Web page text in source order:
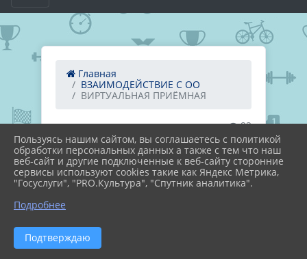
Главная
ВЗАИМОДЕЙСТВИЕ С ОО
ВИРТУАЛЬНАЯ ПРИЁМНАЯ
92
ВИРТУАЛЬНАЯ ПРИЁМНАЯ
Ваше обращение будет рассмотрено в
соответствии с Федеральным законом
№ 59-ФЗ «О порядке рассмотрения
Федерации». С 30 марта 2025 года
вступили в силу изменения в
Пользуясь нашим сайтом, вы соглашаетесь с политикой
обработки персональных данных а также с тем что наш
веб-сайт и другие подключенные к веб-сайту сторонние
сервисы используют cookies такие как Яндекс Метрика,
"Госуслуги", "PRO.Культура", "Спутник аналитика".
Подробнее
Подтверждаю